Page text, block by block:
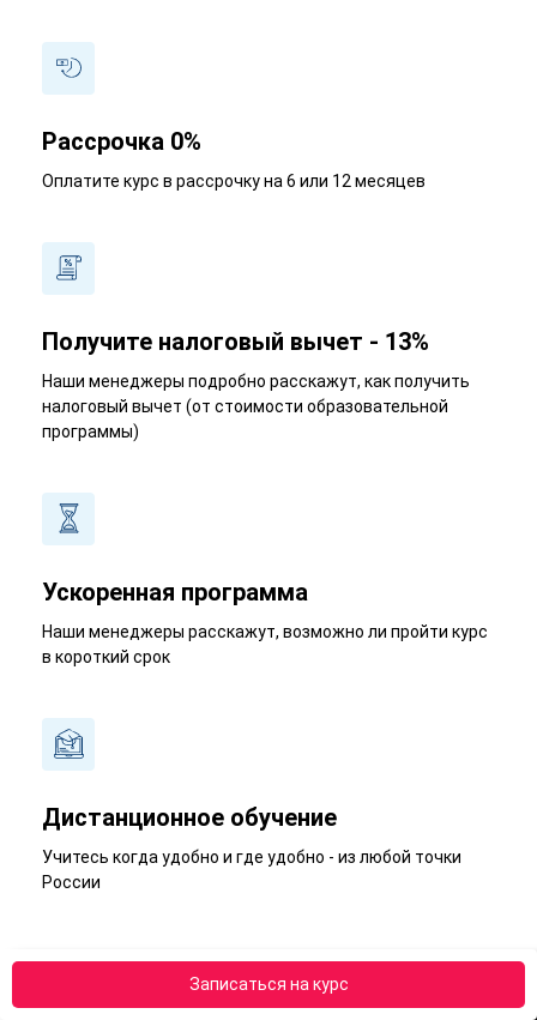
Записаться на курс
Рассрочка 0%
Оплатите курс в рассрочку на 6 или 12 месяцев
Получите налоговый вычет - 13%
Наши менеджеры подробно расскажут, как получить
налоговый вычет (от стоимости образовательной
программы)
Ускоренная программа
Наши менеджеры расскажут, возможно ли пройти курс
в короткий срок
Дистанционное обучение
Учитесь когда удобно и где удобно - из любой точки
России